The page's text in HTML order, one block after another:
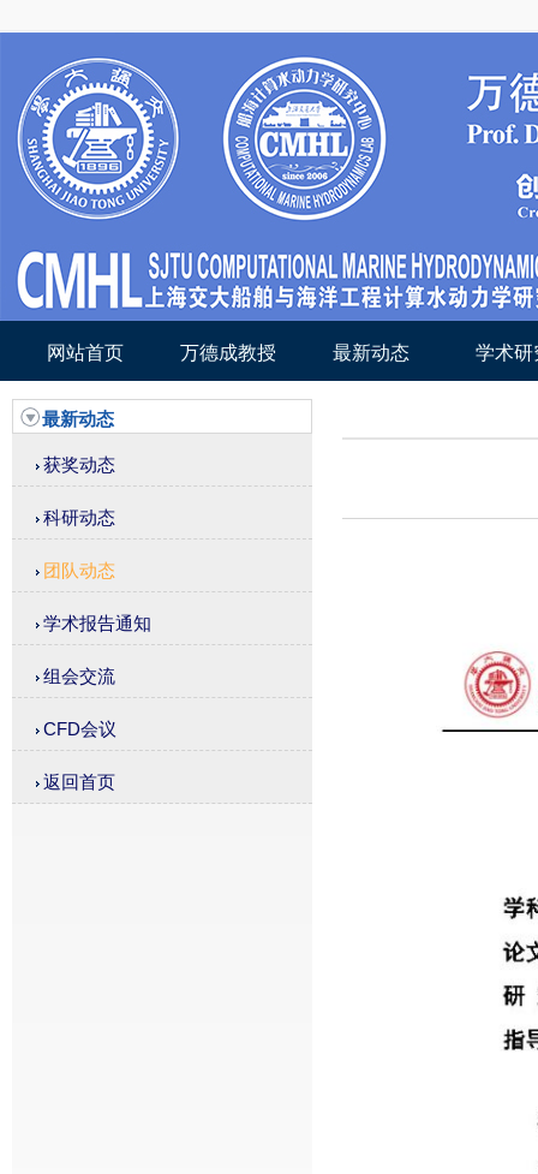
网站首页 万德成教授 最新动态 学术研
最新动态
获奖动态
科研动态
团队动态
学术报告通知
组会交流
CFD会议
返回首页